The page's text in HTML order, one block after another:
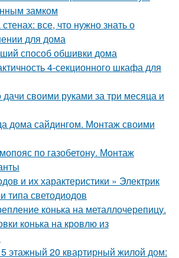
замком
все, что нужно знать о
для дома
способ обшивки дома
4-секционного шкафа для
дачи своими руками за три месяца и
дома сайдингом. Монтаж своими
по газобетону. Монтаж
и их характеристики » Электрик
типа светодиодов
конька на металлочерепицу.
конька на кровлю из
этажный 20 квартирный жилой дом: